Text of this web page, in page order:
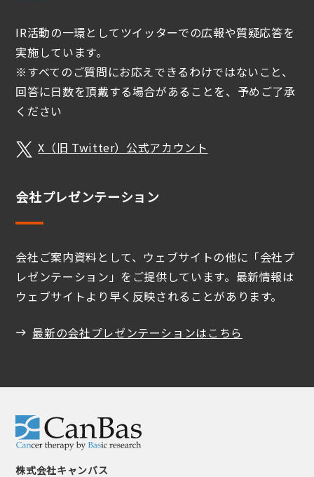
IR活動の一環としてツイッターでの広報や質疑応答を
実施しています。
※すべてのご質問にお応えできるわけではないこと、
回答に日数を頂戴する場合があることを、予めご了承
ください
X（旧 Twitter）公式アカウント
会社プレゼンテーション
会社ご案内資料として、ウェブサイトの他に「会社プ
レゼンテーション」をご提供しています。最新情報は
ウェブサイトより早く反映されることがあります。
最新の会社プレゼンテーションはこちら
株式会社キャンバス